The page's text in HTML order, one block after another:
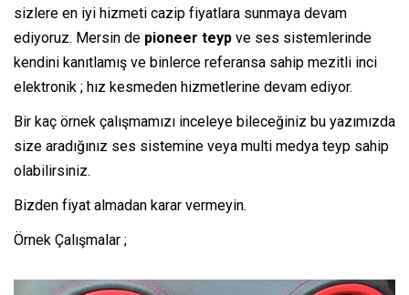
sizlere en iyi hizmeti cazip fiyatlara sunmaya devam
ediyoruz. Mersin de pioneer teyp ve ses sistemlerinde
kendini kanıtlamış ve binlerce referansa sahip mezitli inci
elektronik ; hız kesmeden hizmetlerine devam ediyor.
Bir kaç örnek çalışmamızı inceleye bileceğiniz bu yazımızda
size aradığınız ses sistemine veya multi medya teyp sahip
olabilirsiniz.
Bizden fiyat almadan karar vermeyin.
Örnek Çalışmalar ;